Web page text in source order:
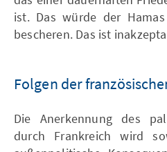
ist. Das würde der
bescheren. Das ist
Folgen der
Die Anerkennung des
durch Frankreich wird